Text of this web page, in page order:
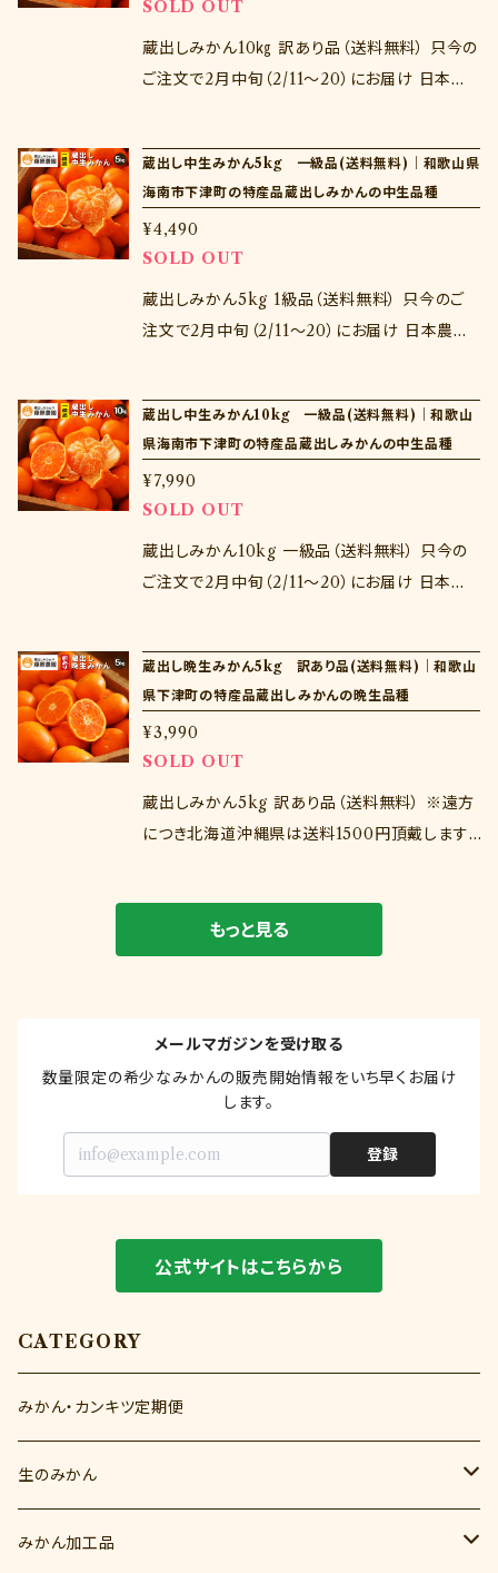
り、サイズの小さいものや大きいものまで入りま
すが味は一級品と変わりません。もちろん傷んで
くるような傷ではございませんので、ご安心くだ
SOLD OUT
蔵出しみかん10㎏ 訳あり品（送料無料） 只今の
ご注文で2月中旬（2/11～20）にお届け 日本農
生品種を貯蔵しても非常においしい。早生と晩
生のいいとこどりの濃厚な味わいをお楽しみく
ださいませ♪ 訳あり品のため風傷がついていた
り、サイズの小さいものや大きいものまで入りま
すが味は一級品と変わりません。もちろん傷んで
くるような傷ではございませんので、ご安心くだ
蔵出し中生みかん5kg 一級品(送料無料)｜和歌山県
海南市下津町の特産品蔵出しみかんの中生品種
¥4,490
SOLD OUT
蔵出しみかん5kg 1級品（送料無料） 只今のご
注文で2月中旬（2/11～20）にお届け 日本農業
品種を貯蔵しても非常においしい。早生と晩生
のいいとこどりの濃厚な味わいをお楽しみくださ
いませ♪ 贈り物にしたい方はこちらがオススメ
です♪
蔵出し中生みかん10kg 一級品(送料無料)｜和歌山
県海南市下津町の特産品蔵出しみかんの中生品種
¥7,990
SOLD OUT
蔵出しみかん10kg 一級品（送料無料） 只今の
ご注文で2月中旬（2/11～20）にお届け 日本農
生品種を貯蔵しても非常においしい。早生と晩
生のいいとこどりの濃厚な味わいをお楽しみく
ださいませ♪ 贈り物にしたい方はこちらがオス
スメです♪
蔵出し晩生みかん5kg 訳あり品(送料無料)｜和歌山
県下津町の特産品蔵出しみかんの晩生品種
¥3,990
SOLD OUT
蔵出しみかん5kg 訳あり品（送料無料） ※遠方
につき北海道沖縄県は送料1500円頂戴します。
とまろやかな酸味を生み出す蔵出しみかん。和
歌山県下津町の独自の文化として日本農業遺産
ワっとあふれます。年明けにも家族でみかんを！
訳あり品のため風傷がついていたり、大小混合
で様々なサイズのものが入りますが味は一級品
と変わりません。もちろん傷んでくるような傷で
はございませんので、ご安心ください。
もっと見る
メールマガジンを受け取る
数量限定の希少なみかんの販売開始情報をいち早くお届け
します。
登録
公式サイトはこちらから
CATEGORY
みかん・カンキツ定期便
生のみかん
秋のみかん（9月～10月）
みかん加工品